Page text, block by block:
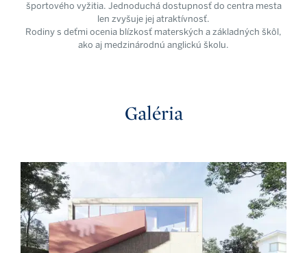
športového vyžitia. Jednoduchá dostupnosť do centra mesta
len zvyšuje jej atraktívnosť.
Rodiny s deťmi ocenia blízkosť materských a základných škôl,
ako aj medzinárodnú anglickú školu.
Galéria